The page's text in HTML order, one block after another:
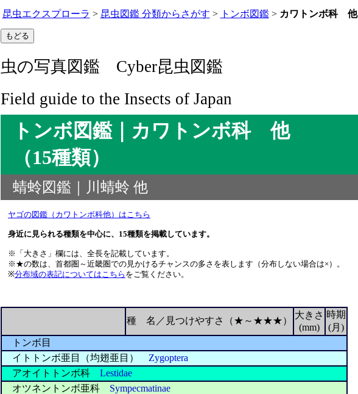
昆虫エクスプローラ > 昆虫図鑑 分類からさがす > トンボ図鑑 > カワトンボ科 他
虫の写真図鑑 Cyber昆虫図鑑
Field guide to the Insects of Japan
トンボ図鑑｜カワトンボ科 他
（15種類）
蜻蛉図鑑｜川蜻蛉 他
ヤゴの図鑑（カワトンボ科他）はこちら
身近に見られる種類を中心に、15種類を掲載しています。
※「大きさ」欄には、全長を記載しています。
※★の数は、首都圏～近畿圏での見かけるチャンスの多さを表します（分布しない場合は×）。
※分布域の表記についてはこちら をご覧ください。
種 名／見つけやすさ（★～★★★）
大きさ
(mm)
時期
(月)
トンボ目
イトトンボ亜目（均翅亜目） Zygoptera
アオイトトンボ科 Lestidae
オツネントンボ亜科 Sympecmatinae